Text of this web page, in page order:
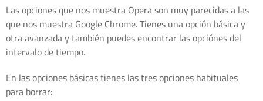
Las opciones que nos muestra Opera son muy parecidas a las
que nos muestra Google Chrome. Tienes una opción básica y
otra avanzada y también puedes encontrar las opciónes del
intervalo de tiempo.
En las opciones básicas tienes las tres opciones habituales
para borrar: